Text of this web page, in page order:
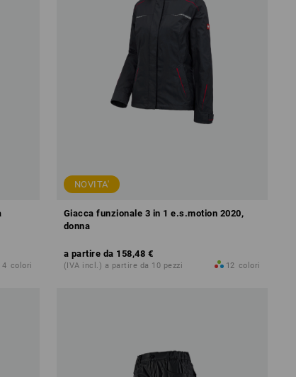
4 colori
NOVITA'
Giacca funzionale 3 in 1 e.s.motion 2020,
donna
a partire da 158,48 €
(IVA incl.) a partire da 10 pezzi 12 colori